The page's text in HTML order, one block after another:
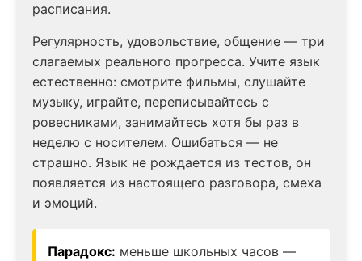
расписания.
Регулярность, удовольствие, общение — три
слагаемых реального прогресса. Учите язык
естественно: смотрите фильмы, слушайте
музыку, играйте, переписывайтесь с
ровесниками, занимайтесь хотя бы раз в
неделю с носителем. Ошибаться — не
страшно. Язык не рождается из тестов, он
появляется из настоящего разговора, смеха
и эмоций.
Парадокс: меньше школьных часов —